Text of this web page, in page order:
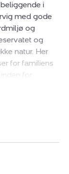
i
med gode
og
og
natur. Her
for familiens
for
sydvendt